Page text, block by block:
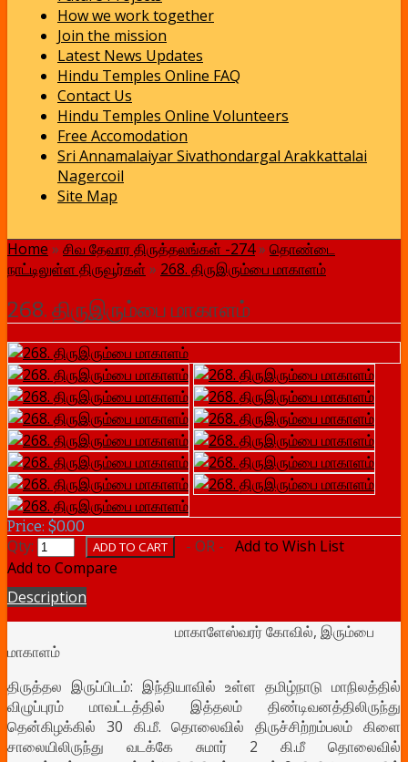
How we work together
Join the mission
Latest News Updates
Hindu Temples Online FAQ
Contact Us
Hindu Temples Online Volunteers
Free Accomodation
Sri Annamalaiyar Sivathondargal Arakkattalai
Nagercoil
Site Map
Home » சிவ தேவார திருத்தலங்கள் -274» தொண்டை
நாட்டிலுள்ள திருவூர்கள் » 268. திருஇரும்பை மாகாளம்
268. திருஇரும்பை மாகாளம்
Price: $0.00
Qty: - OR - Add to Wish List
Add to Compare
Description
மாகாளேஸ்வரர் கோவில், இரும்பை
மாகாளம்
திருத்தல இருப்பிடம்: இந்தியாவில் உள்ள தமிழ்நாடு மாநிலத்தில்
விழுப்புரம் மாவட்டத்தில் இத்தலம் திண்டிவனத்திலிருந்து
தென்கிழக்கில் 30 கி.மீ. தொலைவில் திருச்சிற்றம்பலம் கிளை
சாலையிலிருந்து வடக்கே சுமார் 2 கி.மீ தொலைவில்